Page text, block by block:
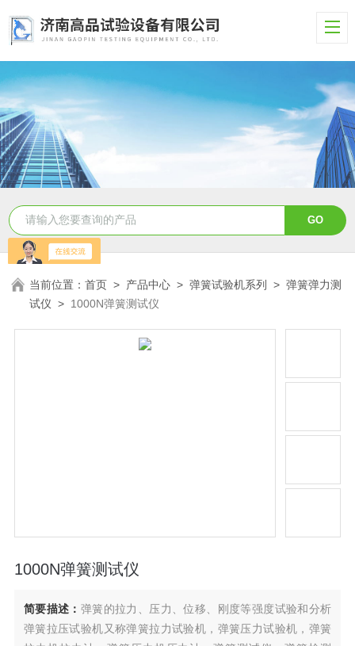
当前位置：首页 > 产品中心 >弹簧试验机系列 >弹簧弹力测
试仪 > 1000N弹簧测试仪
1000N弹簧测试仪
简要描述： 弹簧的拉力、压力、位移、刚度等强度试验和分析
弹簧拉压试验机又称弹簧拉力试验机，弹簧压力试验机，弹簧